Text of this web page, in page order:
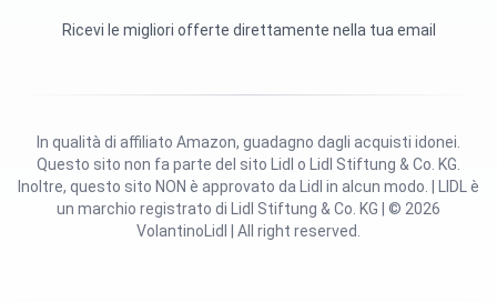
Ricevi le migliori offerte direttamente nella tua email
Questo sito non fa parte del sito Lidl o Lidl Stiftung & Co. KG.
Inoltre, questo sito NON è approvato da Lidl in alcun modo. | LIDL è
un marchio registrato di Lidl Stiftung & Co. KG | © 2026
VolantinoLidl | All right reserved.
In qualità di affiliato Amazon, guadagno dagli acquisti idonei.